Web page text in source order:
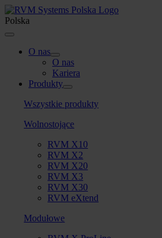
Skip
to
content
Polska
Toggle
NavigationO nas
O nas
Kariera
Produkty
Wszystkie produkty
Wolnostojące
RVM X10
RVM X2
RVM X20
RVM X3
RVM X30
RVM eXtend
Modułowe